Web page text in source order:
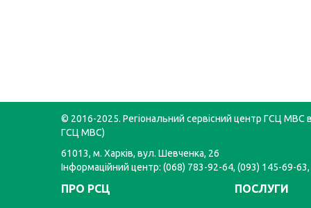
© 2016-2025. Регіональний сервісний центр ГСЦ МВС в
ГСЦ МВС)
61013, м. Харків, вул. Шевченка, 26
Інформаційний центр: (068) 783-92-64, (093) 145-69-
ПРО РСЦ ПОСЛУГИ